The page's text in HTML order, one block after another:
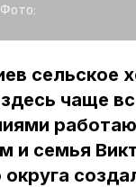
Фото:
сельское
чаще
и семья
округа